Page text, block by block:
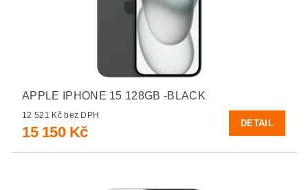
APPLE IPHONE 15 128GB -BLACK
12 521 Kč bez DPH
15 150 Kč
DETAIL